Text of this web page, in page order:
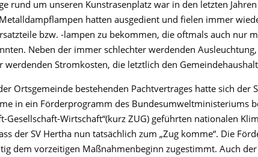
rund um unseren Kunstrasenplatz war in den letzten Jahren
hatten ausgedientund fielen immer
bzw. -lampen zu bekommen, die oftmals auch nur
Neben der immer schlechter werdenden
werdenden Stromkosten, die letztlich den
Ortsgemeinde bestehenden Pachtvertrages hatte sich der
in ein Förderprogramm des Bundesumweltministeriums
Gesellschaft-Wirtschaft“(kurz ZUG) geführten nationalen
der SV Hertha nun tatsächlich zum „Zugkomme“. Die Fö
dem vorzeitigen Maßnahmenbeginn zugestimmt. Auch